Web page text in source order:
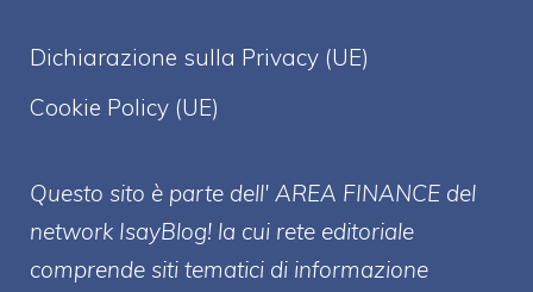
Dichiarazione sulla Privacy (UE)
Cookie Policy (UE)
Questo sito è parte dell' AREA FINANCE del
network IsayBlog! la cui rete editoriale
comprende siti tematici di informazione